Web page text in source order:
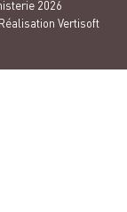
2026
Réalisation Vertisoft